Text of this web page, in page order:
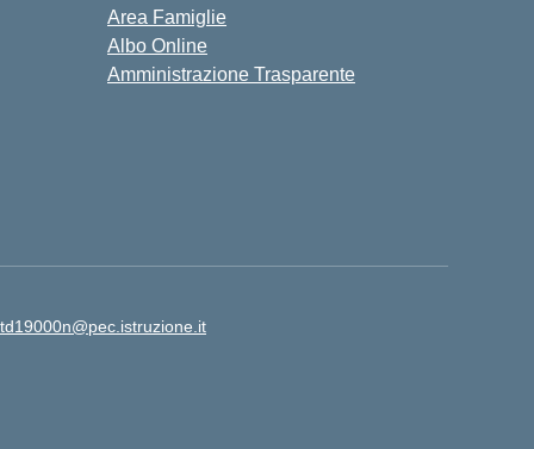
Area Famiglie
Albo Online
Amministrazione Trasparente